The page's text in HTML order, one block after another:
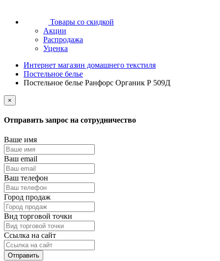
Товары со скидкой
Акции
Распродажа
Уценка
Интернет магазин домашнего текстиля
Постельное белье
Постельное белье Ранфорс Органик Р 509Д
×
Отправить запрос на сотрудничество
Ваше имя
Ваш email
Ваш телефон
Город продаж
Вид торговой точки
Ссылка на сайт
Отправить